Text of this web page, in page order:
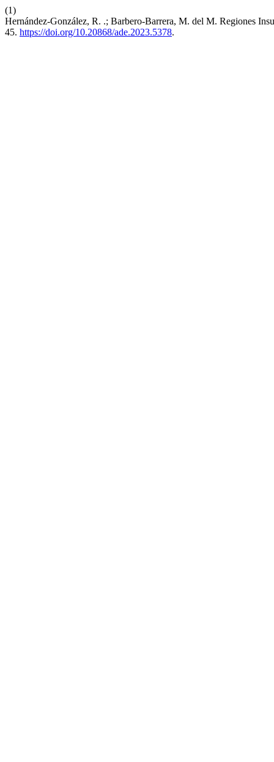
(1)
Hernández-González, R. .; Barbero-Barrera, M. del M. Regiones
45. https://doi.org/10.20868/ade.2023.5378.